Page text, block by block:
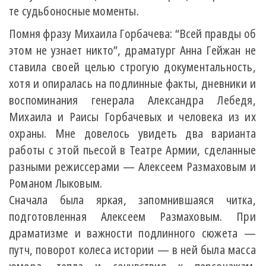
те судьбоносные моменты.
Помня фразу Михаила Горбачева: “Всей правды об
этом не узнает никто”, драматург Анна Гейжан не
ставила своей целью строгую документальность,
хотя и опиралась на подлинные факты, дневники и
воспоминания генерала Александра Лебедя,
Михаила и Раисы Горбачевых и человека из их
охраны. Мне довелось увидеть два варианта
работы с этой пьесой в Театре Армии, сделанные
разными режиссерами — Алексеем Размаховым и
Романом Лыковым.
Сначала была яркая, запомнившаяся читка,
подготовленная Алексеем Размаховым. При
драматизме и важности подлинного сюжета —
путч, поворот колеса истории — в ней была масса